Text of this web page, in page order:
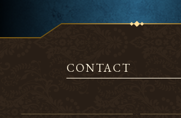
CONTACT